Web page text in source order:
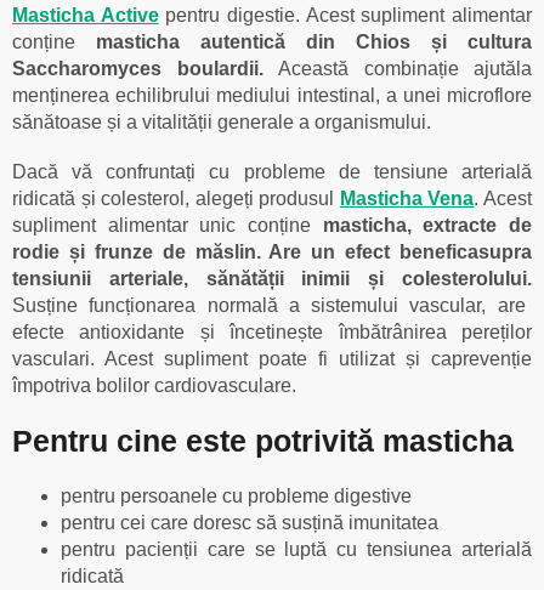
Masticha Activepentru digestie. Acest supliment alimentar
conține masticha autentică din Chios și cultura
Saccharomyces boulardii. Această combinație ajutăla
menținerea echilibrului mediului intestinal, a unei microflore
sănătoase și a vitalității generale a organismului.
Dacă vă confruntați cu probleme de tensiune arterială
ridicată și colesterol, alegeți produsul
Masticha Vena. Acest
supliment alimentar unic conține masticha, extracte de
rodie și frunze de măslin. Are un efect beneficasupra
tensiunii arteriale, sănătății inimii și colesterolului.
Susține funcționarea normală a sistemului vascular, are
efecte antioxidante și încetinește îmbătrânirea pereților
vasculari. Acest supliment poate fi utilizat și caprevenție
împotriva bolilor cardiovasculare.
Pentru cine este potrivită masticha
pentru persoanele cu probleme digestive
pentru cei care doresc să susțină imunitatea
pentru pacienții care se luptă cu tensiunea arterială
ridicată